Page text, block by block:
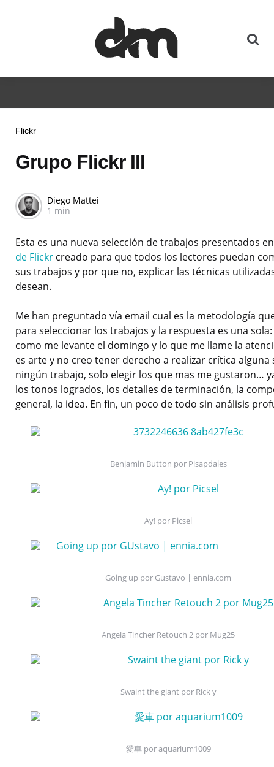
Flickr
Grupo Flickr III
Diego Mattei
1 min
Esta es una nueva selección de trabajos presentados
de Flickr creado para que todos los lectores puedan
sus trabajos y por que no, explicar las técnicas
desean.
Me han preguntado vía email cual es la metodología
para seleccionar los trabajos y la respuesta es una sola:
como me levante el domingo y lo que me llame la
es arte y no creo tener derecho a realizar crítica alguna
ningún trabajo, solo elegir los que mas me gustaron…
los tonos logrados, los detalles de terminación, la
general, la idea. En fin, un poco de todo sin análisis
Benjamin Button por Pisapdales
Ay! por Picsel
Going up por Gustavo | ennia.com
Angela Tincher Retouch 2 por Mug25
Swaint the giant por Rick y
愛車 por aquarium1009